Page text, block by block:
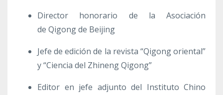
Director honorario de la Asociación
de Qigong de Beijing
Jefe de edición de la revista “Qigong oriental”
y “Ciencia del Zhineng Qigong”
Editor en jefe adjunto del Instituto Chino